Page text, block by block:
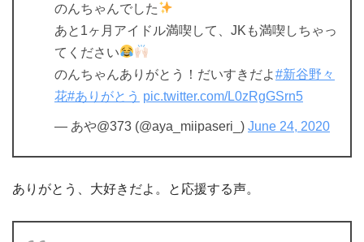
のんちゃんでした
あと1ヶ月アイドル満喫して、JKも満喫しちゃっ
てください
のんちゃんありがとう！だいすきだよ#新谷野々
花#ありがとう pic.twitter.com/L0zRgGSrn5
— あや@373 (@aya_miipaseri_) June 24, 2020
ありがとう、大好きだよ。と応援する声。